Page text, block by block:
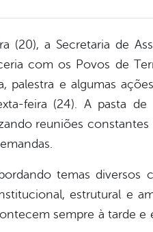
(20), a Secretaria de
com os Povos de
palestra e algumas
feira (24). A pasta de
reuniões
temas diversos
estrutural e
sempre à tarde e